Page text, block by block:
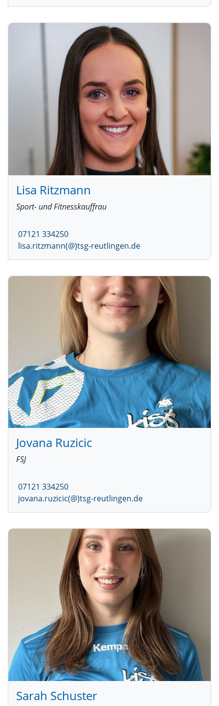
Lisa Ritzmann
Sport- und Fitnesskauffrau
07121 334250
lisa.ritzmann(@)tsg-reutlingen.de
Jovana Ruzicic
FSJ
07121 334250
jovana.ruzicic(@)tsg-reutlingen.de
Sarah Schuster